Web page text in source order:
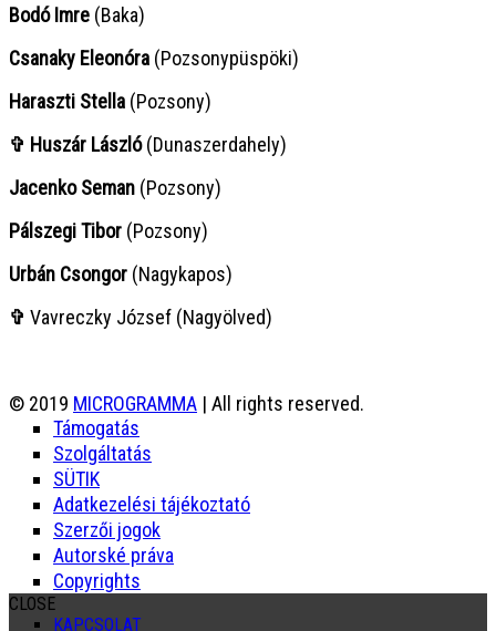
Bodó Imre (Baka)
Csanaky Eleonóra (Pozsonypüspöki)
Haraszti Stella (Pozsony)
✞ Huszár László(Dunaszerdahely)
Jacenko Seman (Pozsony)
Pálszegi Tibor (Pozsony)
Urbán Csongor (Nagykapos)
✞ Vavreczky József (Nagyölved)
© 2019 MICROGRAMMA | All rights reserved.
Támogatás
Szolgáltatás
SÜTIK
Adatkezelési tájékoztató
Szerzői jogok
Autorské práva
Copyrights
CLOSE
KAPCSOLAT